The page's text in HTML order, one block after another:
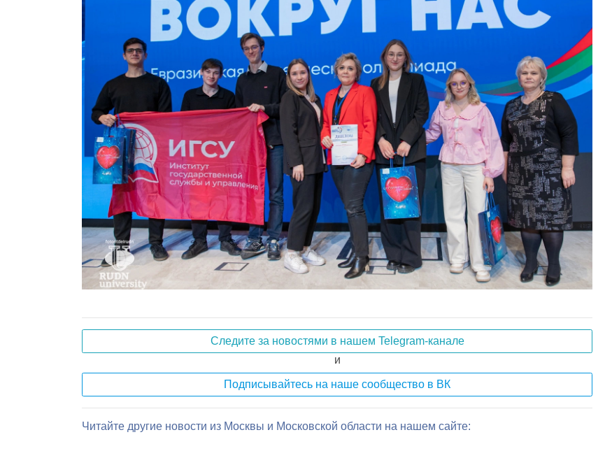
Следите за новостями в нашем Telegram-канале
и
Подписывайтесь на наше сообщество в ВК
Читайте другие новости из Москвы и Московской области на нашем сайте: